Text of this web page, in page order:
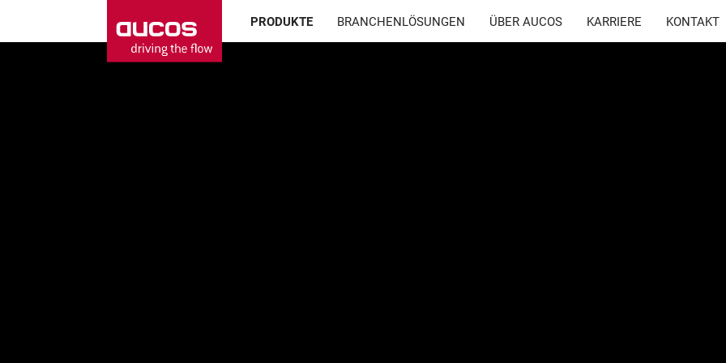
PRODUKTE BRANCHENLÖSUNGEN ÜBER AUCOS KARRIERE KONTAKT